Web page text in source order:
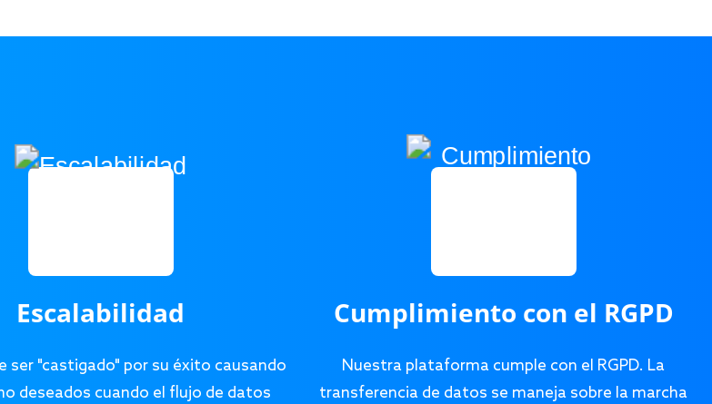
Escalabilidad
ser "castigado" por su éxito causando
deseados cuando el flujo de datos
Cumplimiento con el RGPD
Nuestra plataforma cumple con el RGPD. La
transferencia de datos se maneja sobre la marcha